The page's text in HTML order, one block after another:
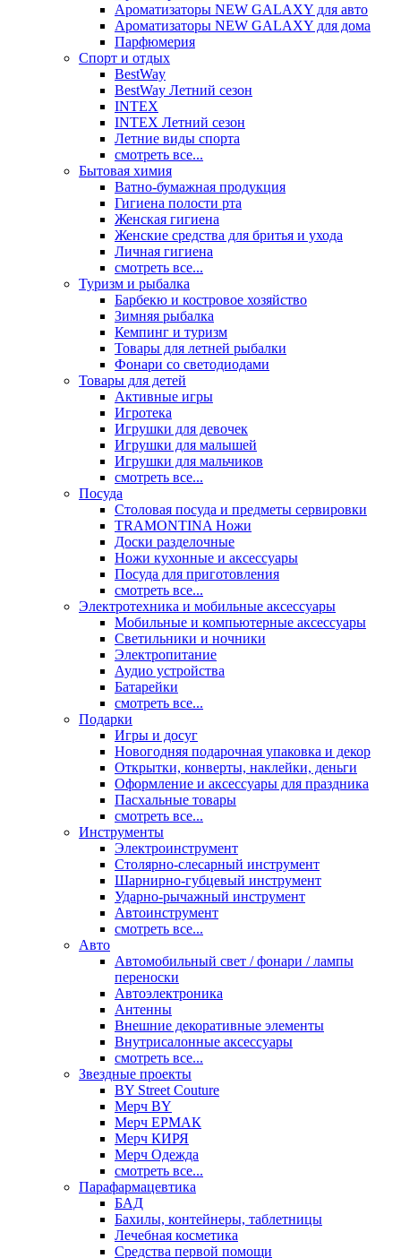
Ароматизаторы NEW GALAXY для авто
Ароматизаторы NEW GALAXY для дома
Парфюмерия
Спорт и отдых
BestWay
BestWay Летний сезон
INTEX
INTEX Летний сезон
Летние виды спорта
смотреть все...
Бытовая химия
Ватно-бумажная продукция
Гигиена полости рта
Женская гигиена
Женские средства для бритья и ухода
Личная гигиена
смотреть все...
Туризм и рыбалка
Барбекю и костровое хозяйство
Зимняя рыбалка
Кемпинг и туризм
Товары для летней рыбалки
Фонари со светодиодами
Товары для детей
Активные игры
Игротека
Игрушки для девочек
Игрушки для малышей
Игрушки для мальчиков
смотреть все...
Посуда
Столовая посуда и предметы сервировки
TRAMONTINA Ножи
Доски разделочные
Ножи кухонные и аксессуары
Посуда для приготовления
смотреть все...
Электротехника и мобильные аксессуары
Мобильные и компьютерные аксессуары
Светильники и ночники
Электропитание
Аудио устройства
Батарейки
смотреть все...
Подарки
Игры и досуг
Новогодняя подарочная упаковка и декор
Открытки, конверты, наклейки, деньги
Оформление и аксессуары для праздника
Пасхальные товары
смотреть все...
Инструменты
Электроинструмент
Столярно-слесарный инструмент
Шарнирно-губцевый инструмент
Ударно-рычажный инструмент
Автоинструмент
смотреть все...
Авто
Автомобильный свет / фонари / лампы
переноски
Автоэлектроника
Антенны
Внешние декоративные элементы
Внутрисалонные аксессуары
смотреть все...
Звездные проекты
BY Street Couture
Мерч BY
Мерч ЕРМАК
Мерч КИРЯ
Мерч Одежда
смотреть все...
Парафармацевтика
БАД
Бахилы, контейнеры, таблетницы
Лечебная косметика
Средства первой помощи